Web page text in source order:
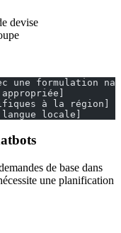
devise
une formulation
à la région]
locale]
de base dans
une planification